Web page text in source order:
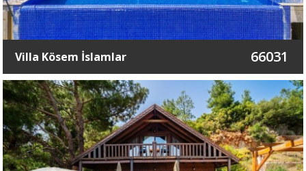
Villa Kösem İslamlar 66031